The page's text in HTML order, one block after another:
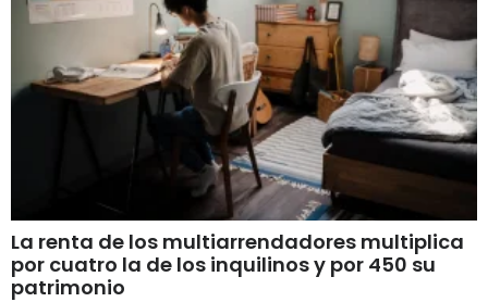
La renta de los multiarrendadores multiplica
por cuatro la de los inquilinos y por 450 su
patrimonio